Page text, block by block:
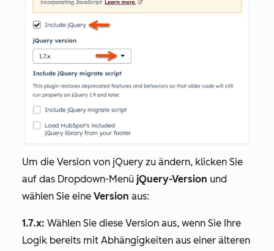
Um die Version von jQuery zu ändern, klicken Sie
auf das Dropdown-Menü jQuery-Version und
wählen Sie eine Version aus:
1.7.x: Wählen Sie diese Version aus, wenn Sie Ihre
Logik bereits mit Abhängigkeiten aus einer älteren